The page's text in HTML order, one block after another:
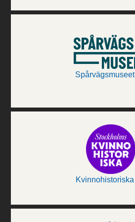
Spårvägsmuseet
Kvinnohistoriska